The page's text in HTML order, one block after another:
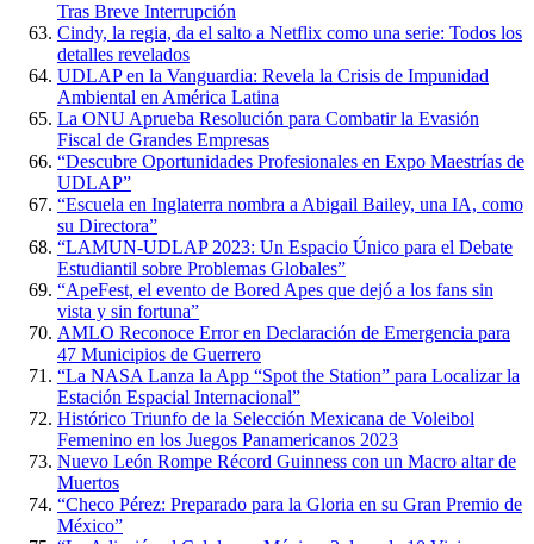
Tras Breve Interrupción
Cindy, la regia, da el salto a Netflix como una serie: Todos los
detalles revelados
UDLAP en la Vanguardia: Revela la Crisis de Impunidad
Ambiental en América Latina
La ONU Aprueba Resolución para Combatir la Evasión
Fiscal de Grandes Empresas
“Descubre Oportunidades Profesionales en Expo Maestrías de
UDLAP”
“Escuela en Inglaterra nombra a Abigail Bailey, una IA, como
su Directora”
“LAMUN-UDLAP 2023: Un Espacio Único para el Debate
Estudiantil sobre Problemas Globales”
“ApeFest, el evento de Bored Apes que dejó a los fans sin
vista y sin fortuna”
AMLO Reconoce Error en Declaración de Emergencia para
47 Municipios de Guerrero
“La NASA Lanza la App “Spot the Station” para Localizar la
Estación Espacial Internacional”
Histórico Triunfo de la Selección Mexicana de Voleibol
Femenino en los Juegos Panamericanos 2023
Nuevo León Rompe Récord Guinness con un Macro altar de
Muertos
“Checo Pérez: Preparado para la Gloria en su Gran Premio de
México”